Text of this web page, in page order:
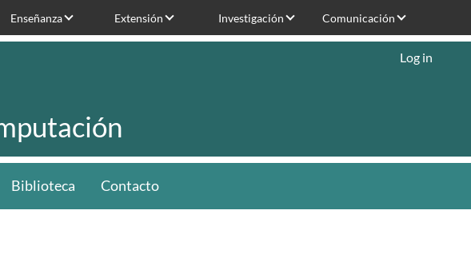
Enseñanza Extensión Investigación Comunicación
Log in
Biblioteca Contacto